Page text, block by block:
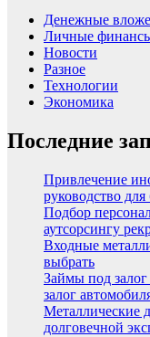
Денежные
Личные
Новости
Разное
Технологии
Экономика
Последние
Привлечение
руководство
Подбор
аутсорсингу
Входные
выбрать
Займы под
залог
Металлические
долговечной